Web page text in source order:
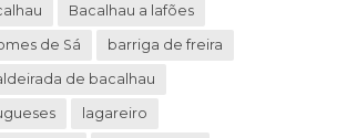
Bacalhau a lafões
de Sá barriga de freira
de bacalhau
lagareiro